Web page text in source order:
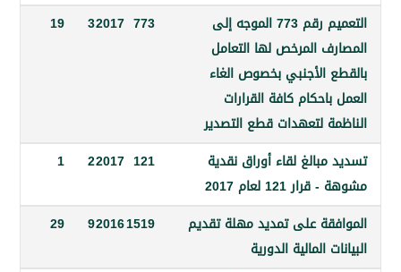
التعميم رقم 773 الموجه إلى
المرخص لها التعامل
الأجنبي بخصوص الغاء
كافة القرارات
لتعهدات قطع التصدير
773
19
لقاء أوراق نقدية
لعام 2017
121
1
على تمديد مهلة تقديم
المالية الدورية
1519
2016
29